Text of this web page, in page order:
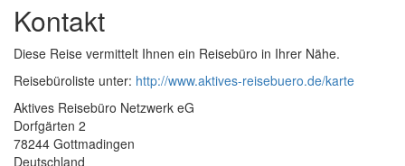
Kontakt
Diese Reise vermittelt Ihnen ein Reisebüro in Ihrer Nähe.
Reisebüroliste unter: http://www.aktives-reisebuero.de/karte
Aktives Reisebüro Netzwerk eG
Dorfgärten 2
78244 Gottmadingen
Deutschland